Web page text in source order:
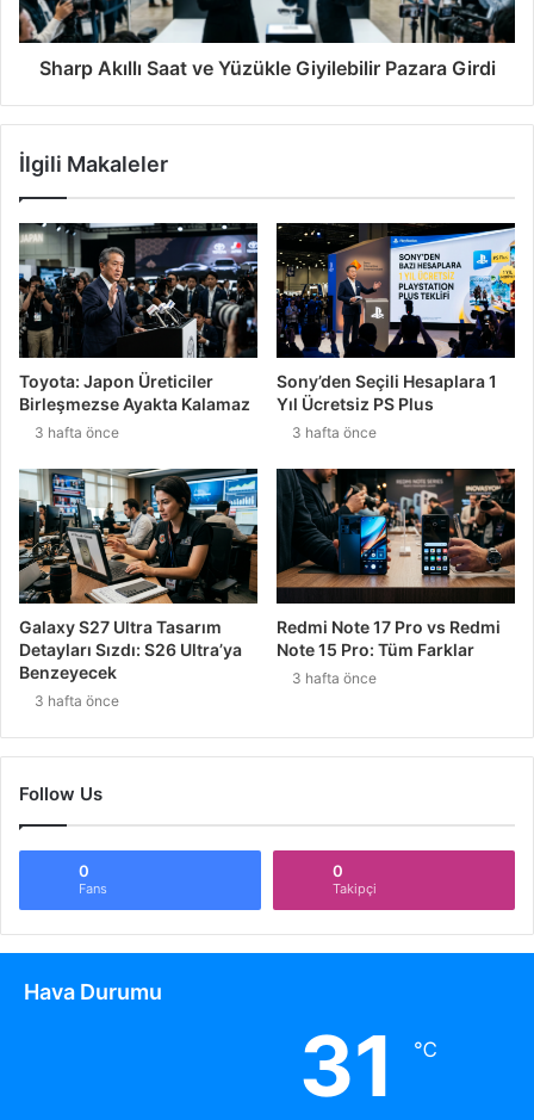
Sharp Akıllı Saat ve Yüzükle Giyilebilir Pazara Girdi
İlgili Makaleler
Toyota: Japon Üreticiler
Birleşmezse Ayakta Kalamaz
3 hafta önce
Sony’den Seçili Hesaplara 1
Yıl Ücretsiz PS Plus
3 hafta önce
Galaxy S27 Ultra Tasarım
Detayları Sızdı: S26 Ultra’ya
Benzeyecek
3 hafta önce
Redmi Note 17 Pro vs Redmi
Note 15 Pro: Tüm Farklar
3 hafta önce
Follow Us
0
Fans
0
Takipçi
Hava Durumu
31 ℃